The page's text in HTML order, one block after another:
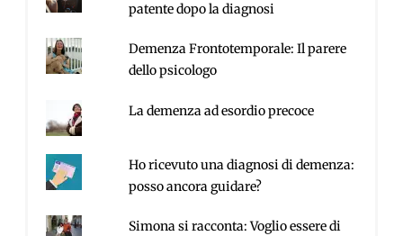
patente dopo la diagnosi
Demenza Frontotemporale: Il parere
dello psicologo
La demenza ad esordio precoce
Ho ricevuto una diagnosi di demenza:
posso ancora guidare?
Simona si racconta: Voglio essere di